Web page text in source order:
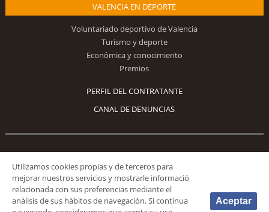
VALENCIA EN DEPORTE
Voluntariado deportivo de Valencia
Turismo y deporte
Económica y conocimiento
Premios
PERFIL DEL CONTRATANTE
CANAL DE DENUNCIAS
Síguenos
Utilizamos cookies propias y de terceros para
mejorar nuestros servicios y mostrarle informació
relacionada con sus preferencias mediante el
análisis de sus hábitos de navegación. Si continua
Aceptar